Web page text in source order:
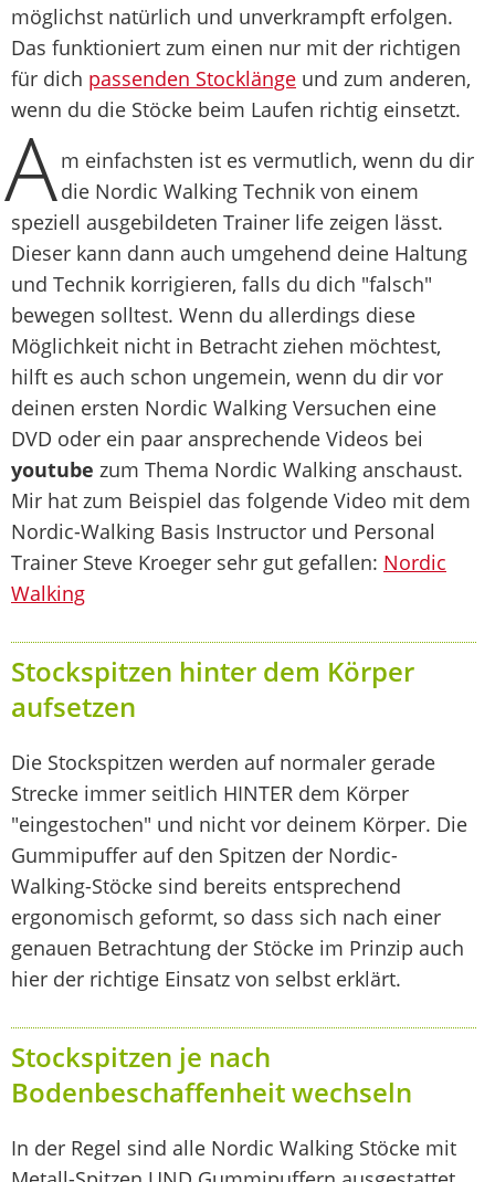
möglichst natürlich und unverkrampft erfolgen.
Das funktioniert zum einen nur mit der richtigen
für dich passenden Stocklänge und zum anderen,
wenn du die Stöcke beim Laufen richtig einsetzt.
Am einfachsten ist es vermutlich, wenn du dir
die Nordic Walking Technik von einem
speziell ausgebildeten Trainer life zeigen lässt.
Dieser kann dann auch umgehend deine Haltung
und Technik korrigieren, falls du dich "falsch"
bewegen solltest. Wenn du allerdings diese
Möglichkeit nicht in Betracht ziehen möchtest,
hilft es auch schon ungemein, wenn du dir vor
deinen ersten Nordic Walking Versuchen eine
DVD oder ein paar ansprechende Videos bei
youtube zum Thema Nordic Walking anschaust.
Mir hat zum Beispiel das folgende Video mit dem
Nordic-Walking Basis Instructor und Personal
Trainer Steve Kroeger sehr gut gefallen: Nordic
Walking
Stockspitzen hinter dem Körper
aufsetzen
Die Stockspitzen werden auf normaler gerade
Strecke immer seitlich HINTER dem Körper
"eingestochen" und nicht vor deinem Körper. Die
Gummipuffer auf den Spitzen der Nordic-
Walking-Stöcke sind bereits entsprechend
ergonomisch geformt, so dass sich nach einer
genauen Betrachtung der Stöcke im Prinzip auch
hier der richtige Einsatz von selbst erklärt.
Stockspitzen je nach
Bodenbeschaffenheit wechseln
In der Regel sind alle Nordic Walking Stöcke mit